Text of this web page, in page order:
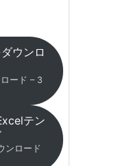
ウンロ
ード – 3
テン
ンロード